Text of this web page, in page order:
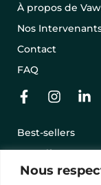
Nous
À propos de
Nos
Contact
FAQ
Best-sellers
Nos séjours en
Offrir un séjour